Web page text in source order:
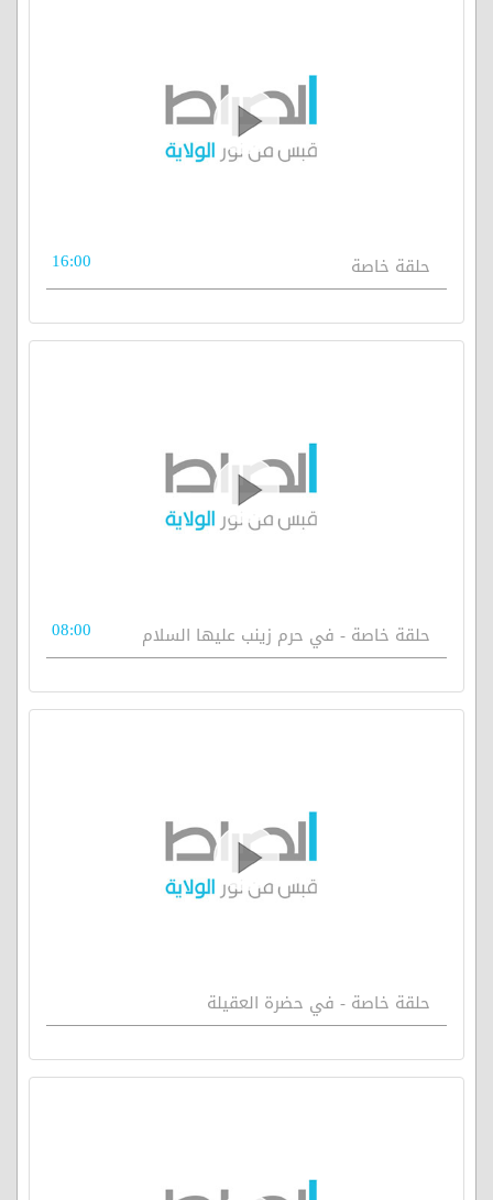
حلقة خاصة 16:00
حلقة خاصة - في حرم زينب عليها السلام 08:00
حلقة خاصة - في حضرة العقيلة